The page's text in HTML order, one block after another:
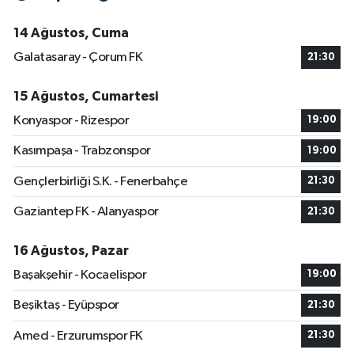
14 Ağustos, Cuma
Galatasaray - Çorum FK
21:30
15 Ağustos, Cumartesi
Konyaspor - Rizespor
19:00
Kasımpaşa - Trabzonspor 19:00
Gençlerbirliği S.K. - Fenerbahçe 21:30
Gaziantep FK - Alanyaspor 21:30
16 Ağustos, Pazar
Başakşehir - Kocaelispor
19:00
Beşiktaş - Eyüpspor 21:30
Amed - Erzurumspor FK 21:30